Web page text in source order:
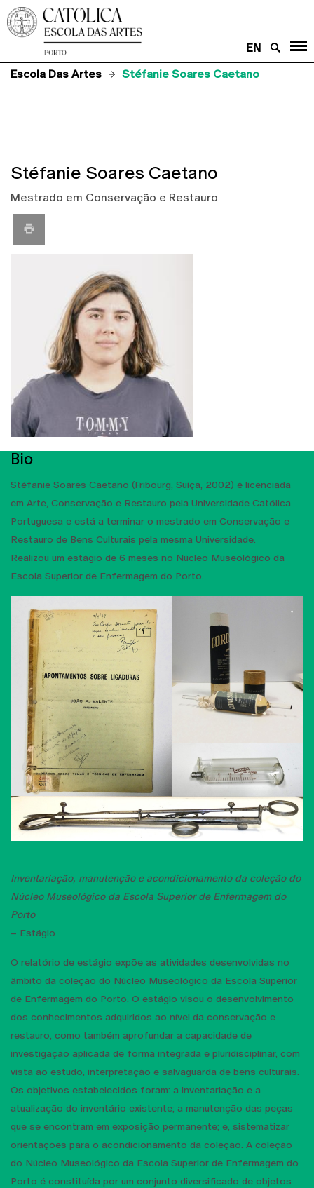
EN
Escola Das Artes
Stéfanie Soares Caetano
Stéfanie Soares Caetano
Mestrado em Conservação e Restauro
Bio
Stéfanie Soares Caetano (Fribourg, Suíça, 2002) é licenciada
em Arte, Conservação e Restauro pela Universidade Católica
Portuguesa e está a terminar o mestrado em Conservação e
Restauro de Bens Culturais pela mesma Universidade.
Realizou um estágio de 6 meses no Núcleo Museológico da
Escola Superior de Enfermagem do Porto.
Inventariação, manutenção e acondicionamento da coleção do
Núcleo Museológico da Escola Superior de Enfermagem do
Porto
– Estágio
O relatório de estágio expõe as atividades desenvolvidas no
âmbito da coleção do Núcleo Museológico da Escola Superior
de Enfermagem do Porto. O estágio visou o desenvolvimento
dos conhecimentos adquiridos ao nível da conservação e
restauro, como também aprofundar a capacidade de
investigação aplicada de forma integrada e pluridisciplinar, com
vista ao estudo, interpretação e salvaguarda de bens culturais.
Os objetivos estabelecidos foram: a inventariação e a
atualização do inventário existente; a manutenção das peças
que se encontram em exposição permanente; e, sistematizar
orientações para o acondicionamento da coleção. A coleção
do Núcleo Museológico da Escola Superior de Enfermagem do
Porto é constituída por um conjunto diversificado de objetos